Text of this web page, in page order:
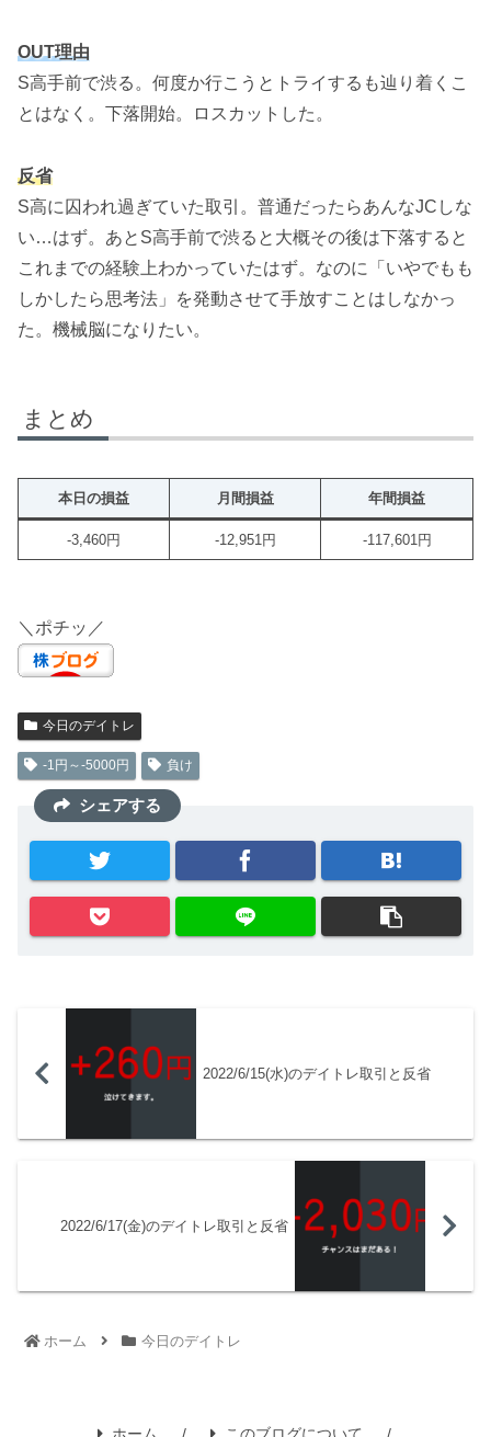
OUT理由
S高手前で渋る。何度か行こうとトライするも辿り着くこ
とはなく。下落開始。ロスカットした。
反省
S高に囚われ過ぎていた取引。普通だったらあんなJCしな
い…はず。あとS高手前で渋ると大概その後は下落すると
これまでの経験上わかっていたはず。なのに「いやでもも
しかしたら思考法」を発動させて手放すことはしなかっ
た。機械脳になりたい。
まとめ
本日の損益 月間損益 年間損益
-3,460円 -12,951円 -117,601円
＼ポチッ／
今日のデイトレ
-1円～-5000円 負け
シェアする
2022/6/15(水)のデイトレ取引と反省
2022/6/17(金)のデイトレ取引と反省
ホーム 今日のデイトレ